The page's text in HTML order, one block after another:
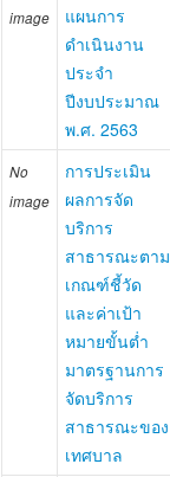
image
แผนการ
ดำเนินงาน
ประจำ
ปีงบประมาณ
พ.ศ. 2563
No
image
การประเมิน
ผลการจัด
บริการ
สาธารณะตาม
เกณฑ์ชี้วัด
และค่าเป้า
หมายขั้นต่ำ
มาตรฐานการ
จัดบริการ
สาธารณะของ
เทศบาล